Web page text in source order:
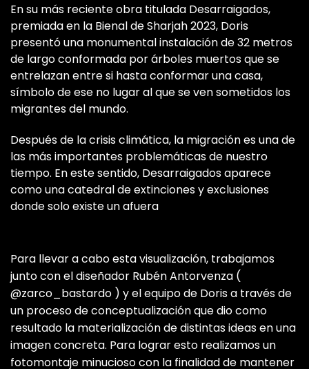
En su más reciente obra titulada Desarraigados,
premiada en la Bienal de Sharjah 2023, Doris
presentó una monumental instalación de 32 metros
de largo conformada por árboles muertos que se
entrelazan entre si hasta conformar una casa,
símbolo de ese no lugar al que se ven sometidos los
migrantes del mundo.
Después de la crisis climática, la migración es una de
las más importantes problemáticas de nuestro
tiempo. En este sentido, Desarraigados aparece
como una catedral de extinciones y exclusiones
donde solo existe un afuera
Para llevar a cabo esta visualización, trabajamos
junto con el diseñador Rubén Antorvenza (
@zarco_bastardo ) y el equipo de Doris a través de
un proceso de conceptualización que dio como
resultado la materialización de distintas ideas en una
imagen concreta. Para lograr esto realizamos un
fotomontaje minucioso con la finalidad de mantener